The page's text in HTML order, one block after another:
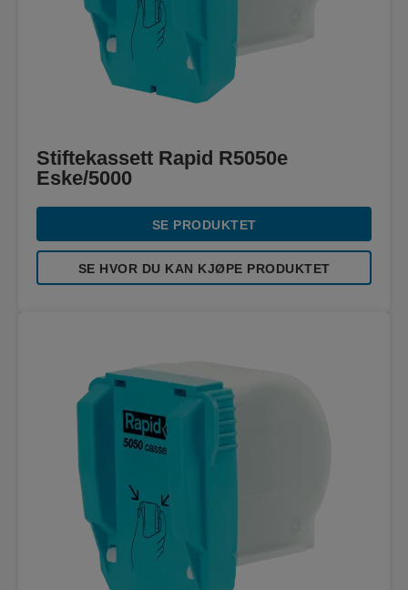
Stiftekassett Rapid R5050e
Eske/5000
SE PRODUKTET
SE HVOR DU KAN KJØPE PRODUKTET